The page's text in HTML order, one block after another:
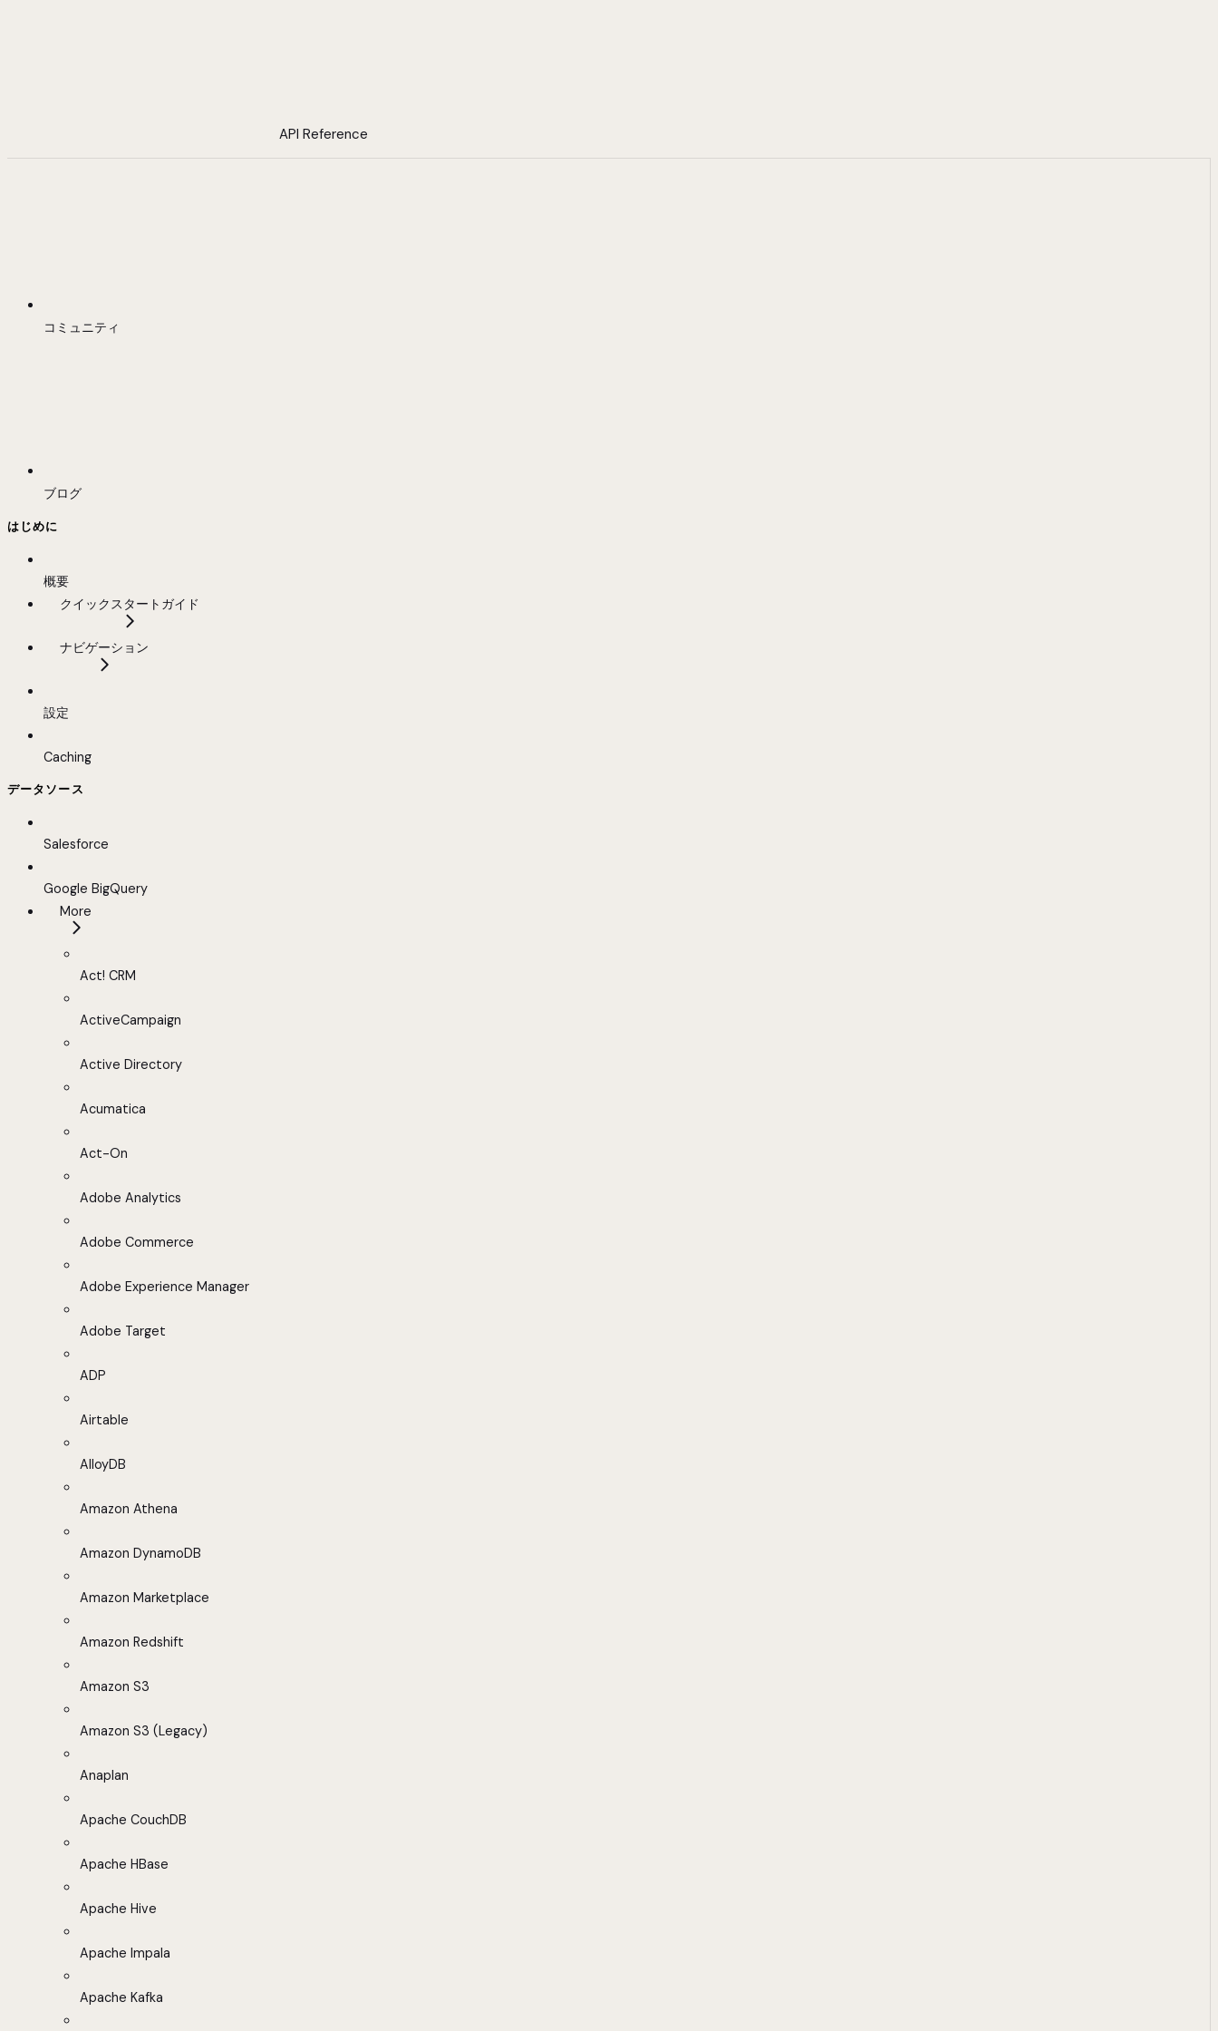
API Reference
コミュニティ
ブログ
はじめに
概要
クイックスタートガイド
ナビゲーション
設定
Caching
データソース
Salesforce
Google BigQuery
More
Act! CRM
ActiveCampaign
Active Directory
Acumatica
Act-On
Adobe Analytics
Adobe Commerce
Adobe Experience Manager
Adobe Target
ADP
Airtable
AlloyDB
Amazon Athena
Amazon DynamoDB
Amazon Marketplace
Amazon Redshift
Amazon S3
Amazon S3 (Legacy)
Anaplan
Apache CouchDB
Apache HBase
Apache Hive
Apache Impala
Apache Kafka